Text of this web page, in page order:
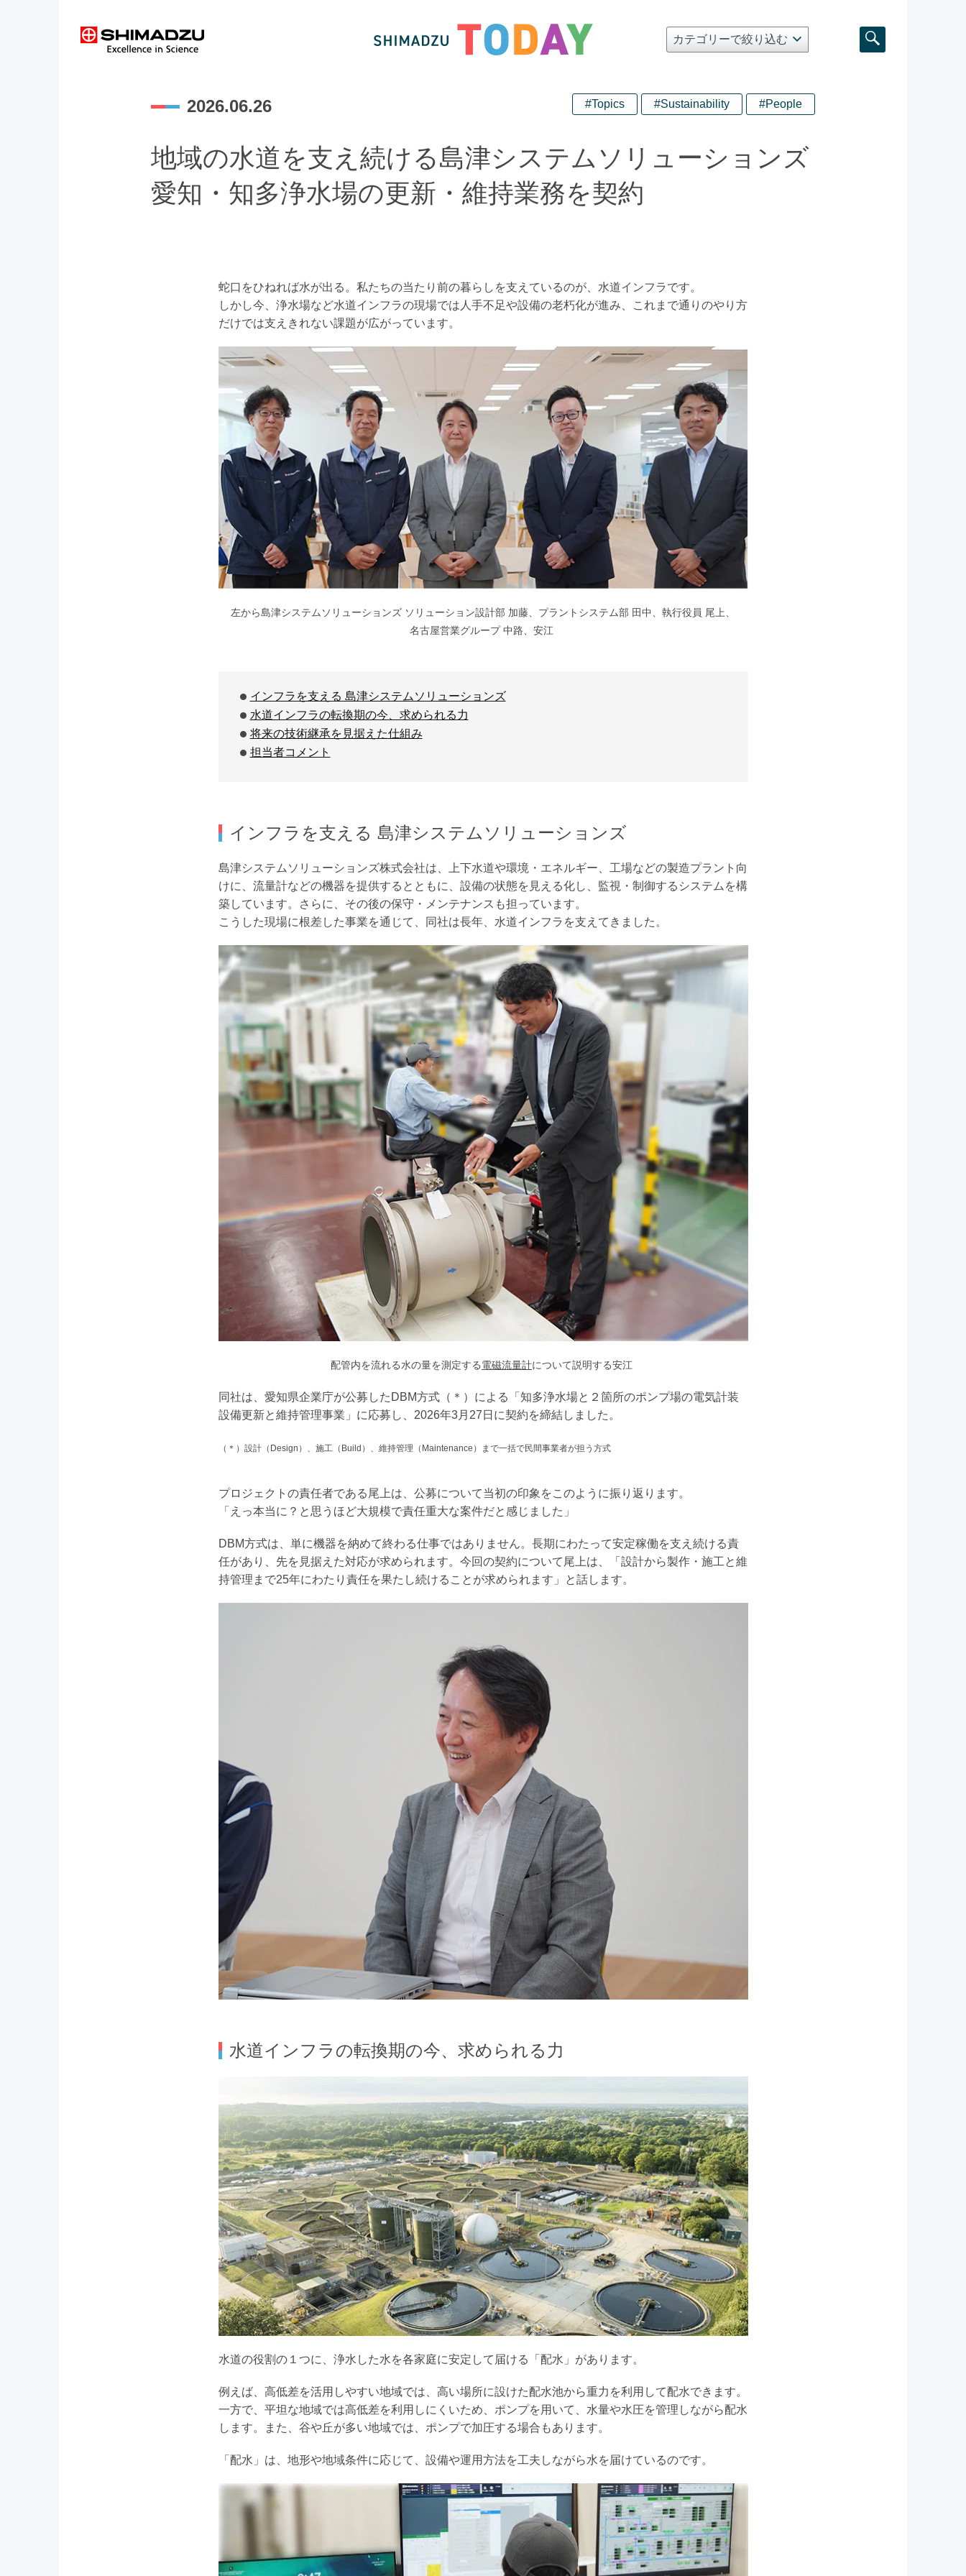
2026.06.26 #Topics #Sustainability #People
地域の水道を支え続ける島津システムソリューションズ
愛知・知多浄水場の更新・維持業務を契約
蛇口をひねれば水が出る。私たちの当たり前の暮らしを支えているのが、水道インフラです。
しかし今、浄水場など水道インフラの現場では人手不足や設備の老朽化が進み、これまで通りのやり方
だけでは支えきれない課題が広がっています。
左から島津システムソリューションズ ソリューション設計部 加藤、プラントシステム部 田中、執行役員 尾上、
名古屋営業グループ 中路、安江
インフラを支える 島津システムソリューションズ
水道インフラの転換期の今、求められる力
将来の技術継承を見据えた仕組み
担当者コメント
インフラを支える 島津システムソリューションズ
島津システムソリューションズ株式会社は、上下水道や環境・エネルギー、工場などの製造プラント向
けに、流量計などの機器を提供するとともに、設備の状態を見える化し、監視・制御するシステムを構
築しています。さらに、その後の保守・メンテナンスも担っています。
こうした現場に根差した事業を通じて、同社は長年、水道インフラを支えてきました。
配管内を流れる水の量を測定する電磁流量計について説明する安江
同社は、愛知県企業庁が公募したDBM方式（＊）による「知多浄水場と２箇所のポンプ場の電気計装
設備更新と維持管理事業」に応募し、2026年3月27日に契約を締結しました。
（＊）設計（Design）、施工（Build）、維持管理（Maintenance）まで一括で民間事業者が担う方式
プロジェクトの責任者である尾上は、公募について当初の印象をこのように振り返ります。
「えっ本当に？と思うほど大規模で責任重大な案件だと感じました」
DBM方式は、単に機器を納めて終わる仕事ではありません。長期にわたって安定稼働を支え続ける責
任があり、先を見据えた対応が求められます。今回の契約について尾上は、「設計から製作・施工と維
持管理まで25年にわたり責任を果たし続けることが求められます」と話します。
水道インフラの転換期の今、求められる力
水道の役割の１つに、浄水した水を各家庭に安定して届ける「配水」があります。
例えば、高低差を活用しやすい地域では、高い場所に設けた配水池から重力を利用して配水できます。
一方で、平坦な地域では高低差を利用しにくいため、ポンプを用いて、水量や水圧を管理しながら配水
します。また、谷や丘が多い地域では、ポンプで加圧する場合もあります。
「配水」は、地形や地域条件に応じて、設備や運用方法を工夫しながら水を届けているのです。